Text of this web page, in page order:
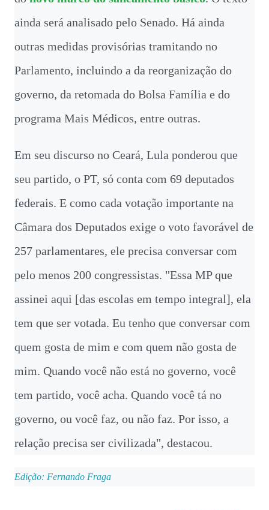
ainda será analisado pelo Senado. Há ainda
outras medidas provisórias tramitando no
Parlamento, incluindo a da reorganização do
governo, da retomada do Bolsa Família e do
programa Mais Médicos, entre outras.
Em seu discurso no Ceará, Lula ponderou que
seu partido, o PT, só conta com 69 deputados
federais. E como cada votação importante na
Câmara dos Deputados exige o voto favorável de
257 parlamentares, ele precisa conversar com
pelo menos 200 congressistas. "Essa MP que
assinei aqui [das escolas em tempo integral], ela
tem que ser votada. Eu tenho que conversar com
quem gosta de mim e com quem não gosta de
mim. Quando você não está no governo, você
tem partido, você acha. Quando você tá no
governo, ou você faz, ou não faz. Por isso, a
relação precisa ser civilizada", destacou.
Edição: Fernando Fraga